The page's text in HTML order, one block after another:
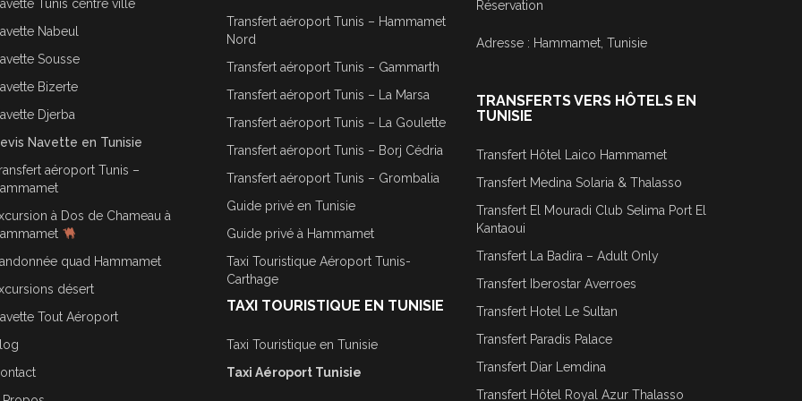
Tunis centre ville
Nabeul
Sousse
Bizerte
Djerba
Navette en Tunisie
aéroport Tunis –
à Dos de Chameau à
quad Hammamet
désert
Tout Aéroport
Transfert aéroport Tunis – Hammamet
Nord
Transfert aéroport Tunis – Gammarth
Transfert aéroport Tunis – La Marsa
Transfert aéroport Tunis – La Goulette
Transfert aéroport Tunis – Borj Cédria
Transfert aéroport Tunis – Grombalia
Guide privé en Tunisie
Guide privé à Hammamet
Taxi Touristique Aéroport Tunis-
Carthage
TAXI TOURISTIQUE EN TUNISIE
Taxi Touristique en Tunisie
Taxi Aéroport Tunisie
Réservation
Adresse : Hammamet, Tunisie
TRANSFERTS VERS HÔTELS EN
TUNISIE
Transfert Hôtel Laico Hammamet
Transfert Medina Solaria & Thalasso
Transfert El Mouradi Club Selima Port El
Kantaoui
Transfert La Badira – Adult Only
Transfert Iberostar Averroes
Transfert Hotel Le Sultan
Transfert Paradis Palace
Transfert Diar Lemdina
Transfert Hôtel Royal Azur Thalasso